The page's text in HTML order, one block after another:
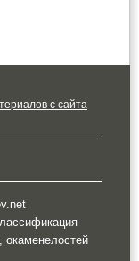
с сайта
окаменелостей